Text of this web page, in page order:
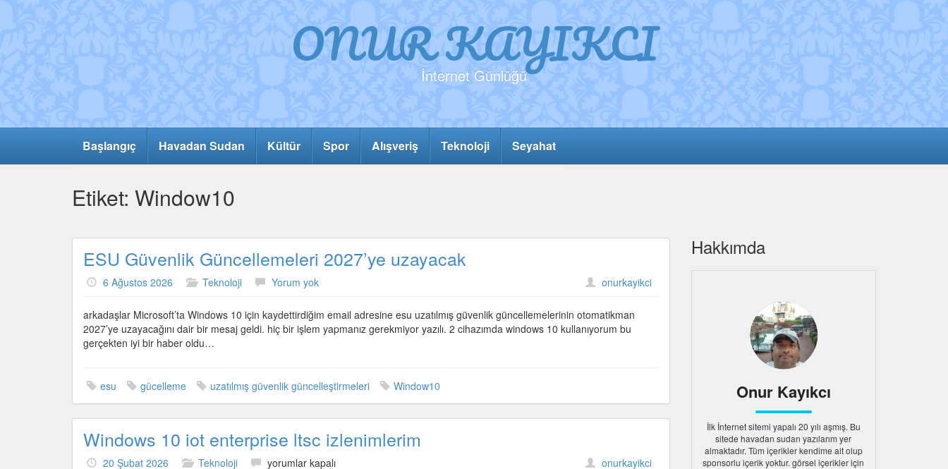
ONUR KAYIKCI
İnternet Günlüğü
Başlangıç Havadan Sudan Kültür Spor Alışveriş Teknoloji Seyahat
Etiket: Window10
ESU Güvenlik Güncellemeleri 2027’ye uzayacak
6 Ağustos 2026 Teknoloji Yorum yok onurkayikci
arkadaşlar Microsoft’ta Windows 10 için kaydettirdiğim email adresine esu uzatılmış güvenlik güncellemelerinin otomatikman
2027’ye uzayacağını dair bir mesaj geldi. hiç bir işlem yapmanız gerekmiyor yazılı. 2 cihazımda windows 10 kullanıyorum bu
gerçekten iyi bir haber oldu…
esu gücelleme uzatılmış güvenlik güncelleştirmeleri Window10
Windows 10 iot enterprise ltsc izlenimlerim
20 Şubat 2026 Teknoloji
Windows
yorumlar kapalı onurkayikci
Hakkımda
Onur Kayıkcı
İlk İnternet sitemi yapalı 20 yılı aşmış. Bu
sitede havadan sudan yazılarım yer
almaktadır. Tüm içerikler kendime ait olup
sponsorlu içerik yoktur. görsel içerikler için